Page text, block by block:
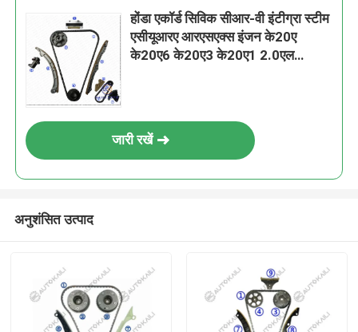
होंडा एकॉर्ड सिविक सीआर-वी इंटीग्रा स्टीम
एसीयूआरए आरएसएक्स इंजन के20ए
के20ए6 के20ए3 के20ए1 2.0एल
जारी रखें
अनुशंसित उत्पाद